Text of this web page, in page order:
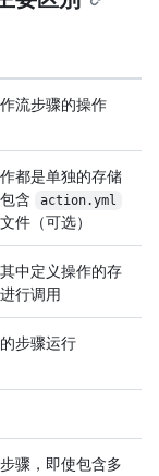
流步骤的操作
都是单独的存储
含
action.yml
件（可选）
中定义操作的存
行调用
步骤运行
骤，即使包含多